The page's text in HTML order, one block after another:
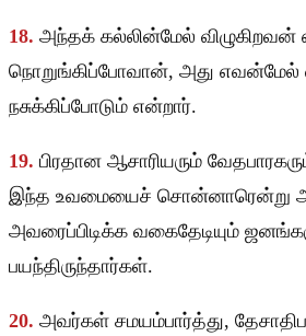
18. அந்தக் கல்லின்மேல்
நொறுங்கிப்போவான், அது
நசுக்கிப்போடும் என்றார்.
19. பிரதான ஆசாரியரும்
இந்த உவமையைச் சொன்னாரென்று
அவரைப்பிடிக்க வகைதேடியும்
பயந்திருந்தார்கள்.
20. அவர்கள் சமயம்பார்த்து,